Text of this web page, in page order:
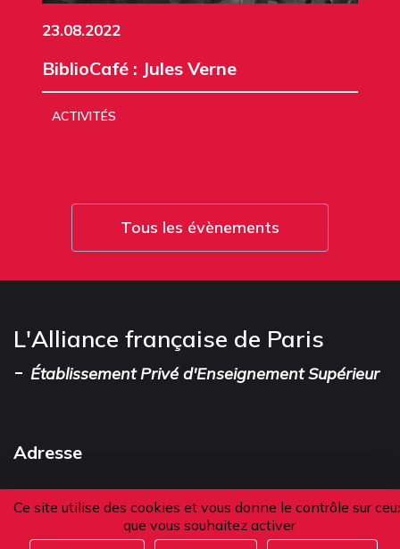
Ce site utilise des cookies et vous donne le contrôle sur
que vous souhaitez activer
23.08.2022
BiblioCafé : Jules Verne
ACTIVITÉS
Tous les évènements
L'Alliance française de Paris
- Établissement Privé d'Enseignement Supérieur
Adresse
101 boulevard Raspail
75006 Paris